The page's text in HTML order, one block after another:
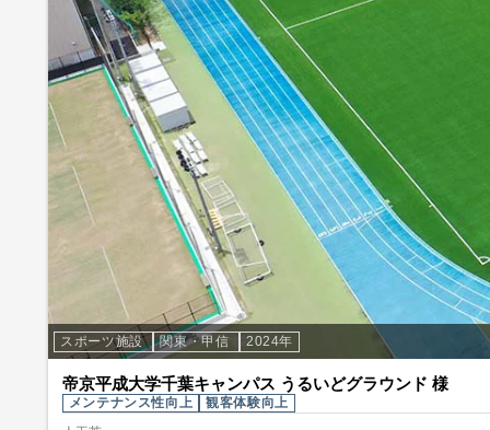
スポーツ施設 関東・甲信 2024年
帝京平成大学千葉キャンパス うるいどグラウンド 様
メンテナンス性向上
観客体験向上